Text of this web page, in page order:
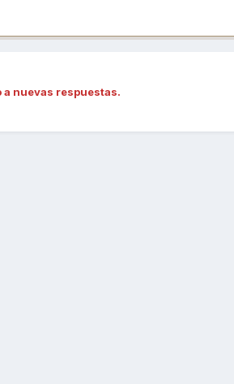
a nuevas respuestas.